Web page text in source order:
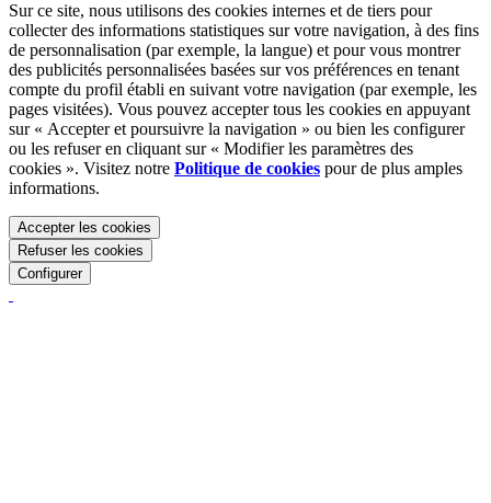
Sur ce site, nous utilisons des cookies internes et de tiers pour
collecter des informations statistiques sur votre navigation, à des fins
de personnalisation (par exemple, la langue) et pour vous montrer
des publicités personnalisées basées sur vos préférences en tenant
compte du profil établi en suivant votre navigation (par exemple, les
pages visitées). Vous pouvez accepter tous les cookies en appuyant
sur « Accepter et poursuivre la navigation » ou bien les configurer
ou les refuser en cliquant sur « Modifier les paramètres des
cookies ». Visitez notre Politique de cookies pour de plus amples
informations.
Accepter les cookies
Refuser les cookies
Configurer